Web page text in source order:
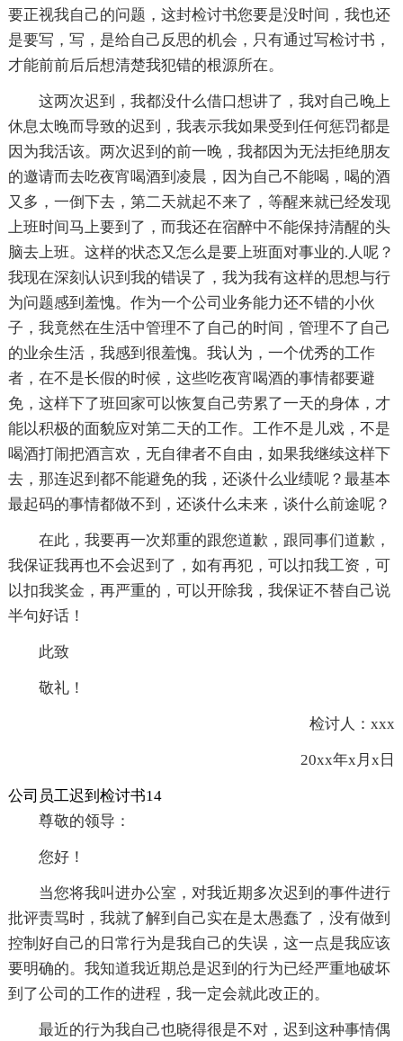
要正视我自己的问题，这封检讨书您要是没时间，我也还
是要写，写，是给自己反思的机会，只有通过写检讨书，
才能前前后后想清楚我犯错的根源所在。
这两次迟到，我都没什么借口想讲了，我对自己晚上
休息太晚而导致的迟到，我表示我如果受到任何惩罚都是
因为我活该。两次迟到的前一晚，我都因为无法拒绝朋友
的邀请而去吃夜宵喝酒到凌晨，因为自己不能喝，喝的酒
又多，一倒下去，第二天就起不来了，等醒来就已经发现
上班时间马上要到了，而我还在宿醉中不能保持清醒的头
脑去上班。这样的状态又怎么是要上班面对事业的.人呢？
我现在深刻认识到我的错误了，我为我有这样的思想与行
为问题感到羞愧。作为一个公司业务能力还不错的小伙
子，我竟然在生活中管理不了自己的时间，管理不了自己
的业余生活，我感到很羞愧。我认为，一个优秀的工作
者，在不是长假的时候，这些吃夜宵喝酒的事情都要避
免，这样下了班回家可以恢复自己劳累了一天的身体，才
能以积极的面貌应对第二天的工作。工作不是儿戏，不是
喝酒打闹把酒言欢，无自律者不自由，如果我继续这样下
去，那连迟到都不能避免的我，还谈什么业绩呢？最基本
最起码的事情都做不到，还谈什么未来，谈什么前途呢？
在此，我要再一次郑重的跟您道歉，跟同事们道歉，
我保证我再也不会迟到了，如有再犯，可以扣我工资，可
以扣我奖金，再严重的，可以开除我，我保证不替自己说
半句好话！
此致
敬礼！
检讨人：xxx
20xx年x月x日
公司员工迟到检讨书14
尊敬的领导：
您好！
当您将我叫进办公室，对我近期多次迟到的事件进行
批评责骂时，我就了解到自己实在是太愚蠢了，没有做到
控制好自己的日常行为是我自己的失误，这一点是我应该
要明确的。我知道我近期总是迟到的行为已经严重地破坏
到了公司的工作的进程，我一定会就此改正的。
最近的行为我自己也晓得很是不对，迟到这种事情偶